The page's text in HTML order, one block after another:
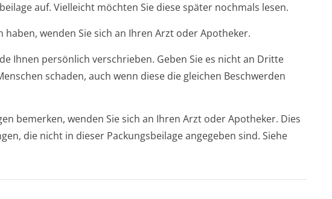
auf. Vielleicht möchten Sie diese später nochmals lesen.
haben, wenden Sie sich an Ihren Arzt oder Apotheker.
Ihnen persönlich verschrieben. Geben Sie es nicht an Dritte
schaden, auch wenn diese die gleichen Beschwerden
bemerken, wenden Sie sich an Ihren Arzt oder Apotheker. Dies
die nicht in dieser Packungsbeilage angegeben sind. Siehe